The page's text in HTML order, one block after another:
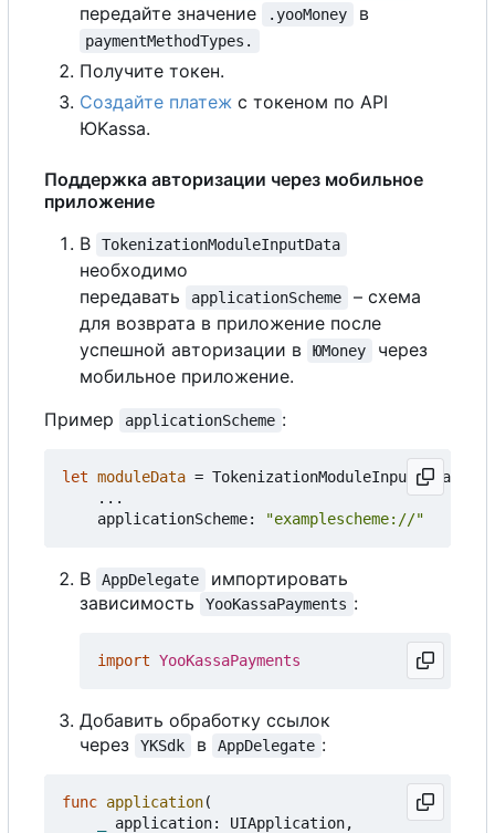
передайте значение .yooMoney в
paymentMethodTypes.
Получите токен.
Создайте платеж с токеном по API
ЮKassa.
Поддержка авторизации через мобильное
приложение
В
TokenizationModuleInputData
необходимо
передавать
applicationScheme
– схема
для возврата в приложение после
успешной авторизации в
ЮMoney
через
мобильное приложение.
Пример
applicationScheme :
let moduleData = TokenizationModuleInputData
...
applicationScheme: "examplescheme://"
В AppDelegate
импортировать
зависимость
YooKassaPayments :
import YooKassaPayments
Добавить обработку ссылок
через
YKSdk в AppDelegate :
func application(
application: UIApplication,